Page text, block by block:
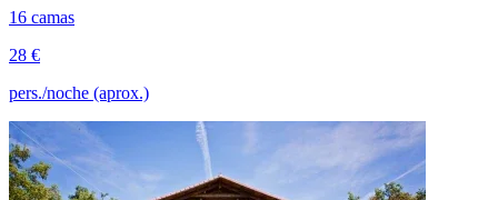
16 camas
28 €
pers./noche (aprox.)